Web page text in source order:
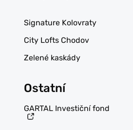
Signature Kolovraty
City Lofts Chodov
Zelené kaskády
Ostatní
GARTAL Investiční fond